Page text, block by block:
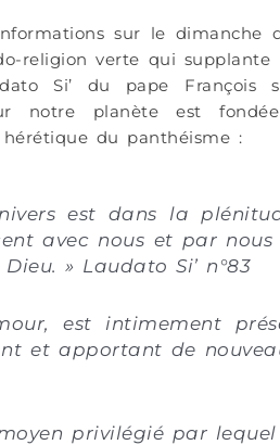
sur le dimanche
religion verte qui supplante
Si’ du pape François
notre planète est
du panthéisme :
est dans la
avec nous et par
» Laudato Si’ n°83
est intimement
et apportant de
privilégié par